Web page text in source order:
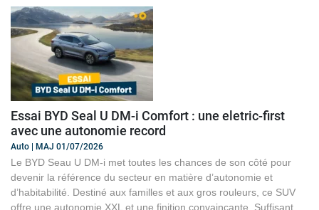
Essai BYD Seal U DM-i Comfort : une eletric-first
avec une autonomie record
Auto | MAJ 01/07/2026
Le BYD Seau U DM-i met toutes les chances de son côté pour
devenir la référence du secteur en matière d’autonomie et
d’habitabilité. Destiné aux familles et aux gros rouleurs, ce SUV
offre une autonomie XXL et une finition convaincante. Suffisant